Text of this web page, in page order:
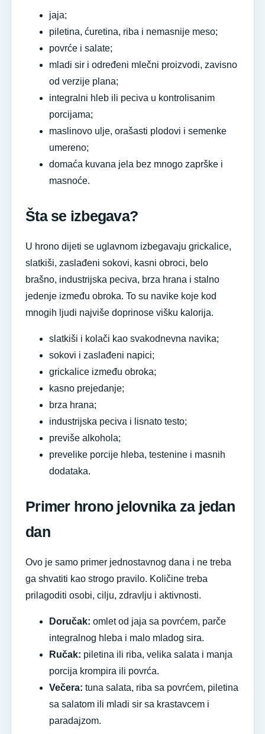
jaja;
piletina, ćuretina, riba i nemasnije meso;
povrće i salate;
mladi sir i određeni mlečni proizvodi, zavisno
od verzije plana;
integralni hleb ili peciva u kontrolisanim
porcijama;
maslinovo ulje, orašasti plodovi i semenke
umereno;
domaća kuvana jela bez mnogo zaprške i
masnoće.
Šta se izbegava?
U hrono dijeti se uglavnom izbegavaju grickalice,
slatkiši, zaslađeni sokovi, kasni obroci, belo
brašno, industrijska peciva, brza hrana i stalno
jedenje između obroka. To su navike koje kod
mnogih ljudi najviše doprinose višku kalorija.
slatkiši i kolači kao svakodnevna navika;
sokovi i zaslađeni napici;
grickalice između obroka;
kasno prejedanje;
brza hrana;
industrijska peciva i lisnato testo;
previše alkohola;
prevelike porcije hleba, testenine i masnih
dodataka.
Primer hrono jelovnika za jedan
dan
Ovo je samo primer jednostavnog dana i ne treba
ga shvatiti kao strogo pravilo. Količine treba
prilagoditi osobi, cilju, zdravlju i aktivnosti.
Doručak: omlet od jaja sa povrćem, parče
integralnog hleba i malo mladog sira.
Ručak: piletina ili riba, velika salata i manja
porcija krompira ili povrća.
Večera: tuna salata, riba sa povrćem, piletina
sa salatom ili mladi sir sa krastavcem i
paradajzom.